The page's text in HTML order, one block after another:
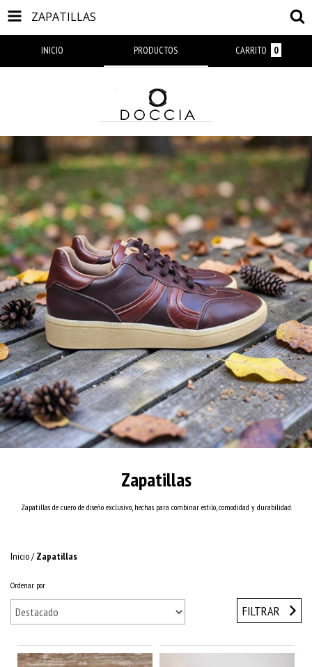
ZAPATILLAS
INICIO PRODUCTOS CARRITO 0
Zapatillas
Zapatillas de cuero de diseño exclusivo, hechas para combinar estilo, comodidad y durabilidad.
Inicio/ Zapatillas
Ordenar por
FILTRAR